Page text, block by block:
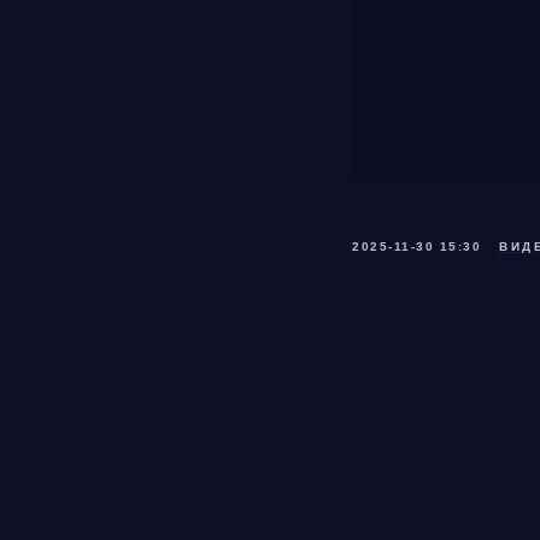
2025-11-30 15:30